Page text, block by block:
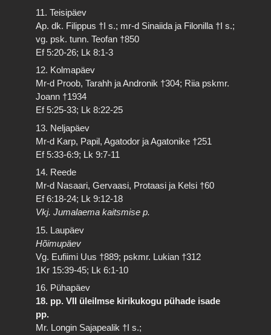
11. Teisipäev
Ap. dk. Filippus †I s.; mr-d Sinaiida ja Filonilla †I s.;
vg. psk. tunn. Teofan †850
Ef 5:20-26; Lk 8:1-3
12. Kolmapäev
Mr-d Proob, Tarahh ja Andronik †304; Riia pskmr.
Joann †1934
Ef 5:25-33; Lk 8:22-25
13. Neljapäev
Mr-d Karp, Papil, Agatodor ja Agatonike †251
Ef 5:33-6:9; Lk 9:7-11
14. Reede
Mr-d Nasaari, Gervaasi, Protaasi ja Kelsi †60
Ef 6:18-24; Lk 9:12-18
Vkj. Jumalaema kaitsmise p.
15. Laupäev
Hõimupäev
Vg. Eufiimi Uus †889; pskmr. Lukian †312
1Kr 15:39-45; Lk 6:1-10
16. Pühapäev
18. pp. VII üleilmse kirikukogu pühade isade
pp.
Mr. Longin Sajapealik †I s.;